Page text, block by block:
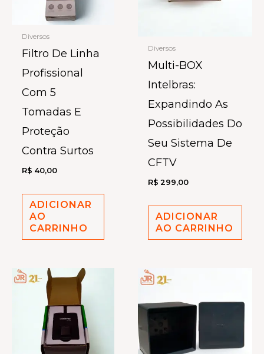
Diversos
Filtro De Linha
Profissional
Com 5
Tomadas E
Proteção
Contra Surtos
R$ 40,00
ADICIONAR
AO
CARRINHO
Diversos
Multi-BOX
Intelbras:
Expandindo As
Possibilidades Do
Seu Sistema De
CFTV
R$ 299,00
ADICIONAR
AO CARRINHO